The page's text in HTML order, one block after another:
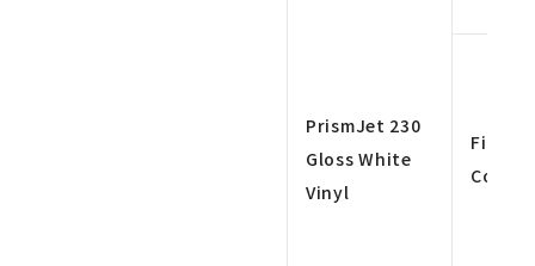
PrismJet 230
Gloss White
Vinyl
Fine 4
Color